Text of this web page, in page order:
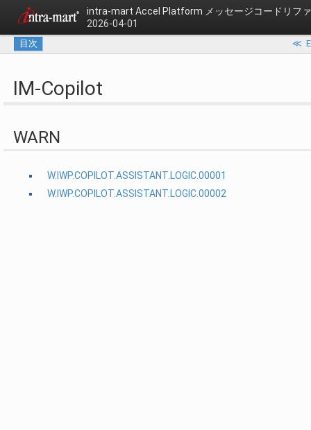
intra-mart Accel Platform メッセージコードリフ
2026-04-01
目次 ≪
IM-Copilot
WARN
W.IWP.COPILOT.ASSISTANT.LOGIC.00001
W.IWP.COPILOT.ASSISTANT.LOGIC.00002